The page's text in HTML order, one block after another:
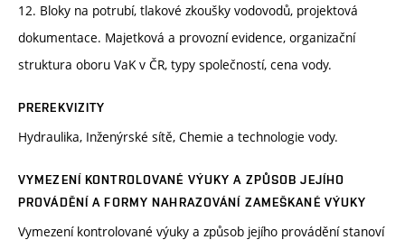
12. Bloky na potrubí, tlakové zkoušky vodovodů, projektová
dokumentace. Majetková a provozní evidence, organizační
struktura oboru VaK v ČR, typy společností, cena vody.
PREREKVIZITY
Hydraulika, Inženýrské sítě, Chemie a technologie vody.
VYMEZENÍ KONTROLOVANÉ VÝUKY A ZPŮSOB JEJÍHO
PROVÁDĚNÍ A FORMY NAHRAZOVÁNÍ ZAMEŠKANÉ VÝUKY
Vymezení kontrolované výuky a způsob jejího provádění stanoví